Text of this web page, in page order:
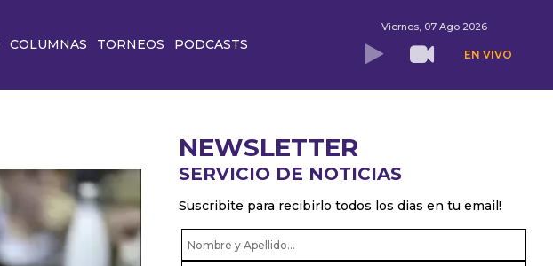
COLUMNAS TORNEOS PODCASTS
Viernes, 07 Ago 2026
EN VIVO
NEWSLETTER
SERVICIO DE NOTICIAS
Suscribite para recibirlo todos los dias en tu email!